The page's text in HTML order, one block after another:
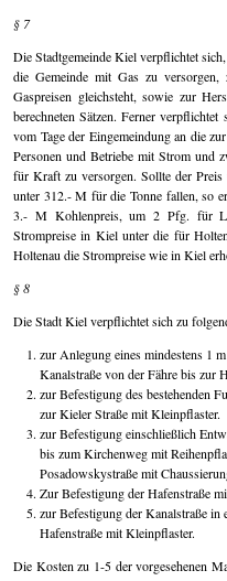
§ 7
Die Stadtgemeinde Kiel verpflichtet
die Gemeinde mit Gas zu
Gaspreisen gleichsteht, sowie zur
berechneten Sätzen. Ferner
vom Tage der Eingemeindung an die
Personen und Betriebe mit Strom
für Kraft zu versorgen. Sollte der
unter 312.- M für die Tonne fallen, so
3.- M Kohlenpreis, um 2 Pfg. für
Strompreise in Kiel unter die für
Holtenau die Strompreise wie in Kiel
§ 8
Die Stadt Kiel verpflichtet sich zu
zur Anlegung eines mindestens 1
Kanalstraße von der Fähre bis zur
zur Befestigung des bestehenden
zur Kieler Straße mit Kleinpflaster.
zur Befestigung einschließlich
bis zum Kirchenweg mit
Posadowskystraße mit
Zur Befestigung der Hafenstraße
zur Befestigung der Kanalstraße
Hafenstraße mit Kleinpflaster.
Die Kosten zu 1-5 der vorgesehenen